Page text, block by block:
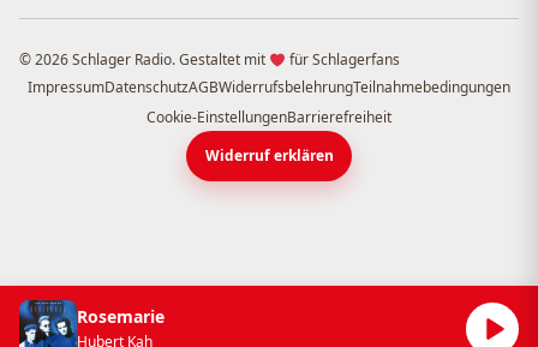
© 2026 Schlager Radio. Gestaltet mit
für Schlagerfans
ImpressumDatenschutzAGBWiderrufsbelehrungTeilnahmebedingungen
Cookie-EinstellungenBarrierefreiheit
Widerruf erklären
Rosemarie
Hubert Kah